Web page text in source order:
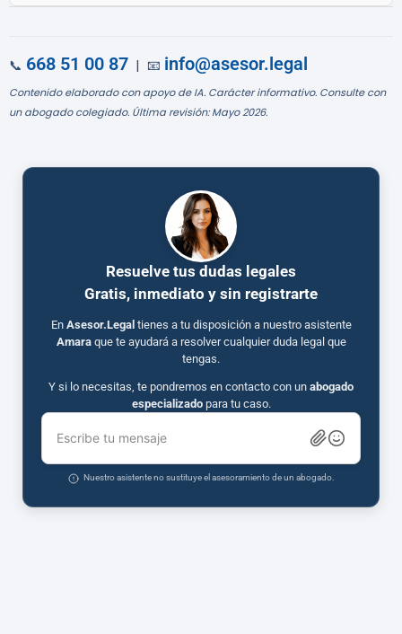
📞 668 51 00 87 | 📧 info@asesor.legal
Contenido elaborado con apoyo de IA. Carácter informativo. Consulte con
un abogado colegiado. Última revisión: Mayo 2026.
Resuelve tus dudas legales
Gratis, inmediato y sin registrarte
En Asesor.Legal tienes a tu disposición a nuestro asistente
Amaraque te ayudará a resolver cualquier duda legal que
tengas.
Y si lo necesitas, te pondremos en contacto con un abogado
especializadopara tu caso.
Escribe tu mensaje
Nuestro asistente no sustituye el asesoramiento de un abogado.